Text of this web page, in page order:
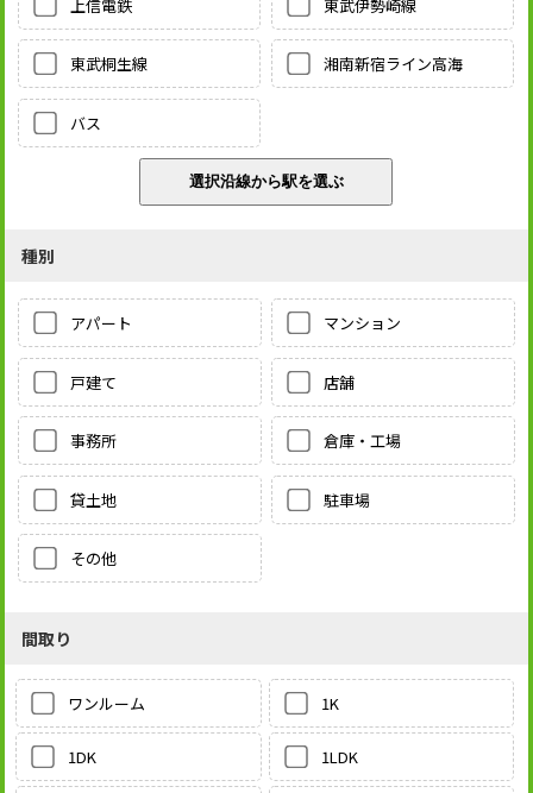
上信電鉄 東武伊勢崎線
東武桐生線 湘南新宿ライン高海
バス
種別
アパート マンション
戸建て 店舗
事務所 倉庫・工場
貸土地 駐車場
その他
間取り
ワンルーム 1K
1DK 1LDK